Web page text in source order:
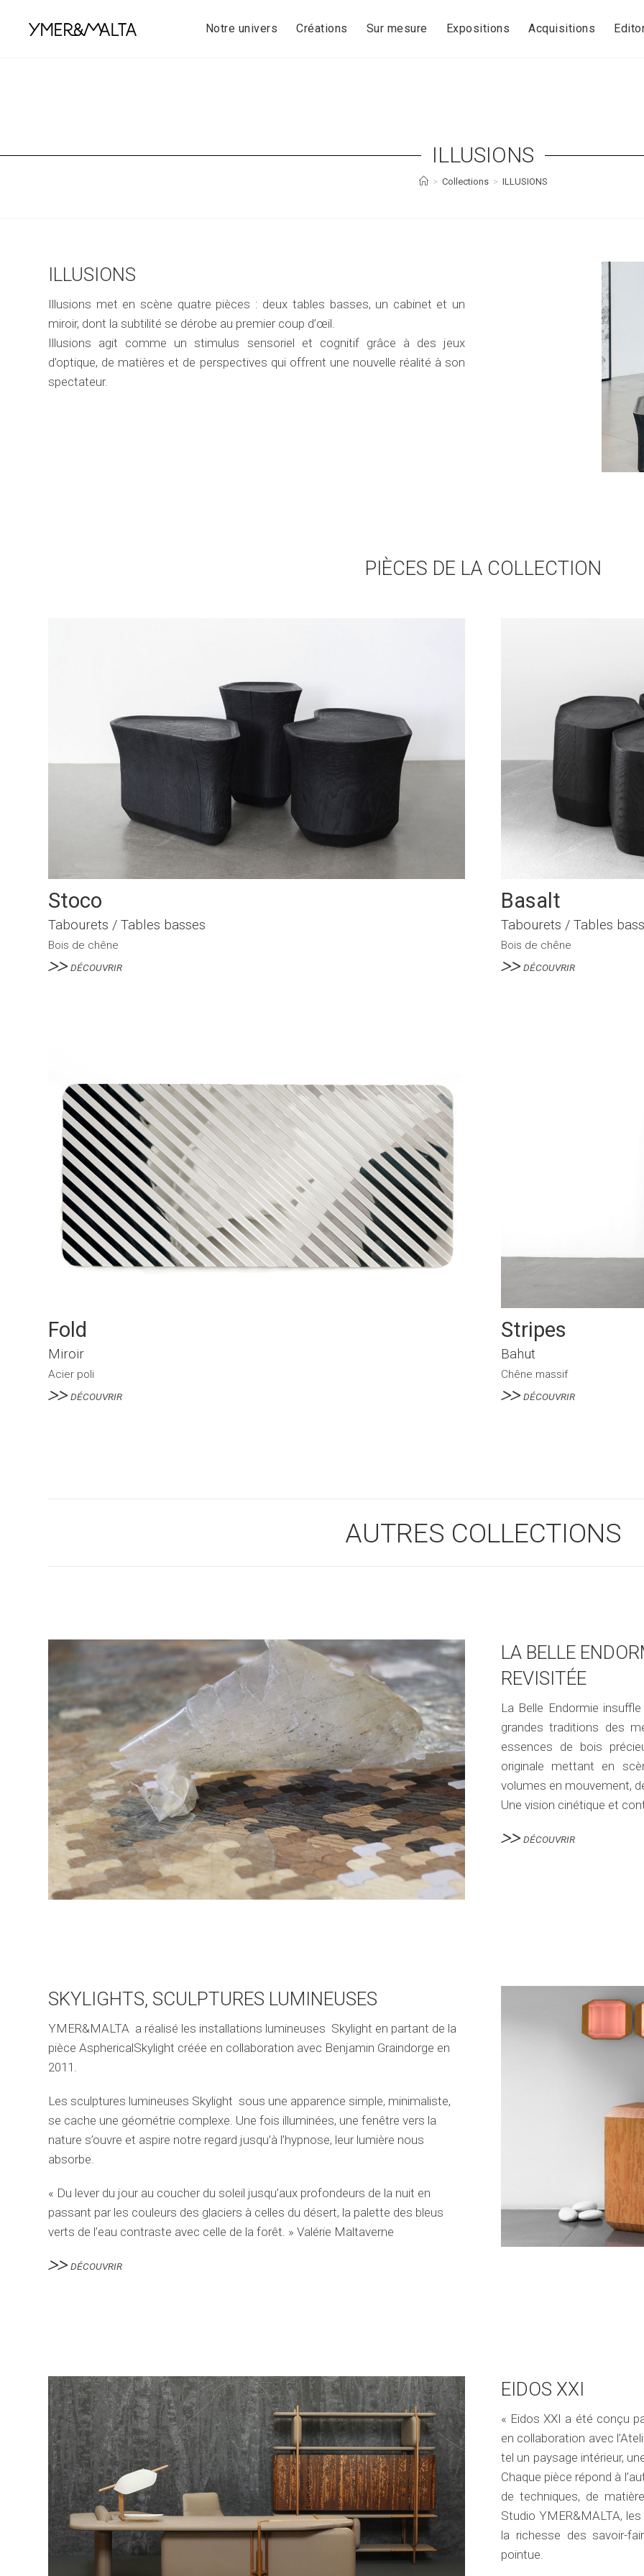
content
Notre univers Créations Sur mesure Expositions Acquisitions
ILLUSIONS
> Collections > ILLUSIONS
ILLUSIONS
Illusions met en scène quatre pièces : deux tables basses, un cabinet et un
miroir, dont la subtilité se dérobe au premier coup d’œil.
Illusions agit comme un stimulus sensoriel et cognitif grâce à des jeux
d’optique, de matières et de perspectives qui offrent une nouvelle réalité à son
spectateur.
PIÈCES DE LA COLLECTION
Stoco
Tabourets / Tables basses
Bois de chêne
DÉCOUVRIR
Basalt
Tabourets / Tables
Bois de chêne
DÉCOUVRIR
Fold
Miroir
Acier poli
DÉCOUVRIR
Stripes
Bahut
Chêne massif
DÉCOUVRIR
AUTRES COLLECTIONS
LA BELLE
REVISITÉE
La Belle Endormie
grandes traditions des
essences de bois
originale mettant en
volumes en mouvement,
Une vision cinétique et
DÉCOUVRIR
SKYLIGHTS, SCULPTURES LUMINEUSES
YMER&MALTA a réalisé les installations lumineuses Skylight en partant de la
pièce AsphericalSkylight créée en collaboration avec Benjamin Graindorge en
2011.
Les sculptures lumineuses Skylight sous une apparence simple, minimaliste,
se cache une géométrie complexe. Une fois illuminées, une fenêtre vers la
nature s’ouvre et aspire notre regard jusqu’à l’hypnose, leur lumière nous
absorbe.
« Du lever du jour au coucher du soleil jusqu’aux profondeurs de la nuit en
passant par les couleurs des glaciers à celles du désert, la palette des bleus
verts de l’eau contraste avec celle de la forêt. » Valérie Maltaverne
DÉCOUVRIR
EIDOS XXI
« Eidos XXI a été conçu
en collaboration avec
tel un paysage intérieur,
Chaque pièce répond à
de techniques, de
Studio YMER&MALTA,
la richesse des savoir-
pointue.